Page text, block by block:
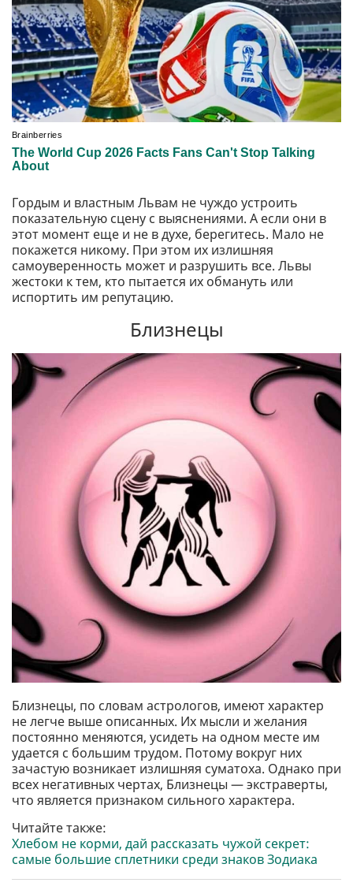
Гордым и властным Львам не чуждо устроить
показательную сцену с выяснениями. А если они в
этот момент еще и не в духе, берегитесь. Мало не
покажется никому. При этом их излишняя
самоуверенность может и разрушить все. Львы
жестоки к тем, кто пытается их обмануть или
испортить им репутацию.
Близнецы
Близнецы, по словам астрологов, имеют характер
не легче выше описанных. Их мысли и желания
постоянно меняются, усидеть на одном месте им
удается с большим трудом. Потому вокруг них
зачастую возникает излишняя суматоха. Однако при
всех негативных чертах, Близнецы — экстраверты,
что является признаком сильного характера.
Читайте также:
Хлебом не корми, дай рассказать чужой секрет:
самые большие сплетники среди знаков Зодиака